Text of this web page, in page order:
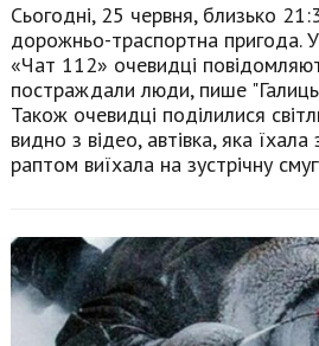
Сьогодні, 25 червня, близько
дорожньо-траспортна пригода.
«Чат 112» очевидці
постраждали люди, пише
Також очевидці поділилися
видно з відео, автівка, яка їхала
раптом виїхала на зустрічну